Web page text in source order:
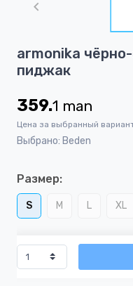
1
of
armonika
пиджак
359.1 man
Цена за выбранный
Выбрано: Beden
Размер:
S M L XL